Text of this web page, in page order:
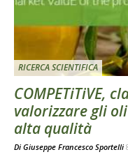
RICERCA SCIENTIFICA
COMPETiTiVE,
valorizzare gli
alta qualità
Di Giuseppe Francesco Sportelli